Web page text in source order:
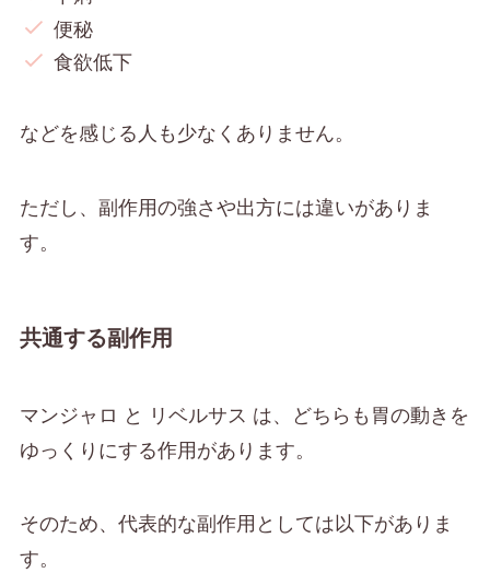
便秘
食欲低下
などを感じる人も少なくありません。
ただし、副作用の強さや出方には違いがありま
す。
共通する副作用
マンジャロ と リベルサス は、どちらも胃の動きを
ゆっくりにする作用があります。
そのため、代表的な副作用としては以下がありま
す。